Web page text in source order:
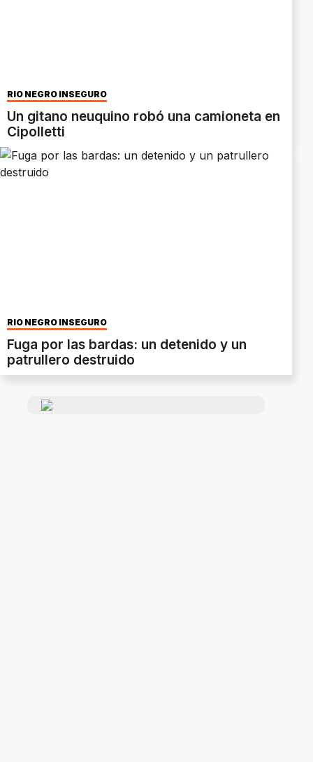
RÍO NEGRO INSEGURO
Un gitano neuquino robó una camioneta en
Cipolletti
RÍO NEGRO INSEGURO
Fuga por las bardas: un detenido y un
patrullero destruido